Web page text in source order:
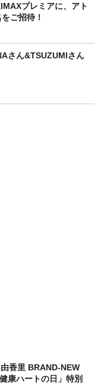
プレミアに、アト
ご招待！
さん&TSUZUMIさん
香里 BRAND-NEW
康ハートの日」特別